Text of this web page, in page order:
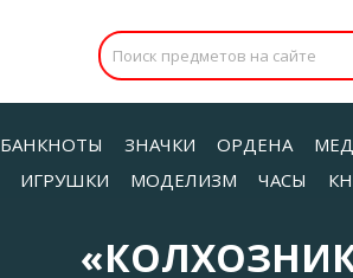
БАНКНОТЫ ЗНАЧКИ ОРДЕНА
ИГРУШКИ МОДЕЛИЗМ ЧАСЫ